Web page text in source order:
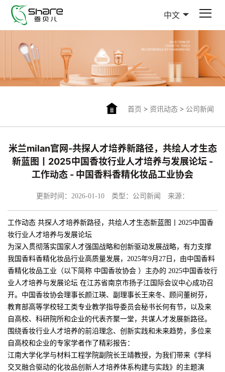
中文
首页 > 资讯动态> 公司新闻
米兰milan官网-共探人才培养新路径，共绘人才生态
新蓝图丨2025中国香妆行业人才培养与发展论坛 -
工作动态 - 中国香料香精化妆品工业协会
更新时间：2026-01-10 类型：公司新闻 来源：
工作动态 共探人才培养新路径，共绘人才生态新蓝图丨2025中国香
妆行业人才培养与发展论坛
为深入贯彻落实国家人才强国战略和创新驱动发展战略，有力支撑
我国香料香精化妆品行业高质量发展，2025年9月27日，由中国香料
香精化妆品工业（以下简称 中国香妆协会 ）主办的 2025中国香妆行
业人才培养与发展论坛 在江苏省南京市扬子江国际会议中心成功召
开。中国香妆协会理事长颜江瑛、副理事长王来冬、顾问董树芬，
教育部高等学校轻工类专业教学指导委员会秘书长何有节，以及来
自高校、科研院所和企业的代表齐聚一堂，共谋人才发展新路径。
围绕香妆行业人才培养的前沿理念、创新实践和未来趋势，多位来
自高校和企业的专家学者作了精彩报告：
江南大学化学与材料工程学院副院长王靖教授，为我们带来《学科
交叉融合驱动的化妆品创新人才培养体系构建与实践》的主题演